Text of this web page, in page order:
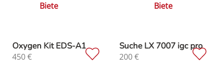
Biete
Biete
Oxygen Kit EDS-A1
450€
Suche LX 7007 igc pro
200€